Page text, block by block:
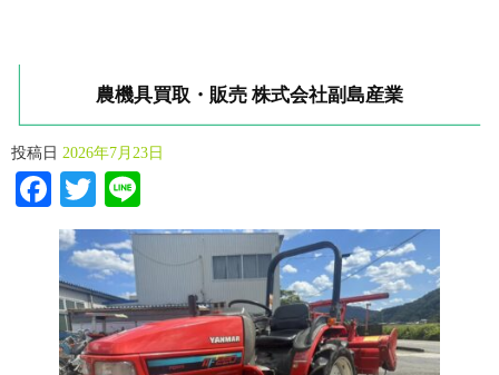
農機具買取・販売 株式会社副島産業
投稿日 2026年7月23日
Facebook
Twitter